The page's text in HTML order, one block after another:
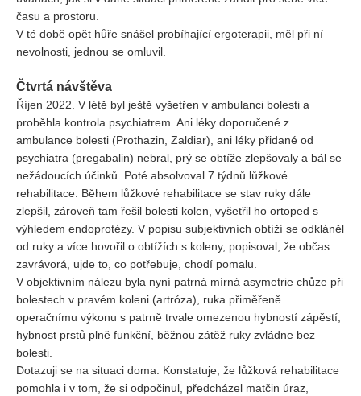
času a prostoru.
V té době opět hůře snášel probíhající ergoterapii, měl při ní
nevolnosti, jednou se omluvil.
Čtvrtá návštěva
Říjen 2022. V létě byl ještě vyšetřen v ambulanci bolesti a
proběhla kontrola psychiatrem. Ani léky doporučené z
ambulance bolesti (Prothazin, Zaldiar), ani léky přidané od
psychiatra (pregabalin) nebral, prý se obtíže zlepšovaly a bál se
nežádoucích účinků. Poté absolvoval 7 týdnů lůžkové
rehabilitace. Během lůžkové rehabilitace se stav ruky dále
zlepšil, zároveň tam řešil bolesti kolen, vyšetřil ho ortoped s
výhledem endoprotézy. V popisu subjektivních obtíží se odkláněl
od ruky a více hovořil o obtížích s koleny, popisoval, že občas
zavrávorá, ujde to, co potřebuje, chodí pomalu.
V objektivním nálezu byla nyní patrná mírná asymetrie chůze při
bolestech v pravém koleni (artróza), ruka přiměřeně
operačnímu výkonu s patrně trvale omezenou hybností zápěstí,
hybnost prstů plně funkční, běžnou zátěž ruky zvládne bez
bolesti.
Dotazuji se na situaci doma. Konstatuje, že lůžková rehabilitace
pomohla i v tom, že si odpočinul, předcházel matčin úraz,